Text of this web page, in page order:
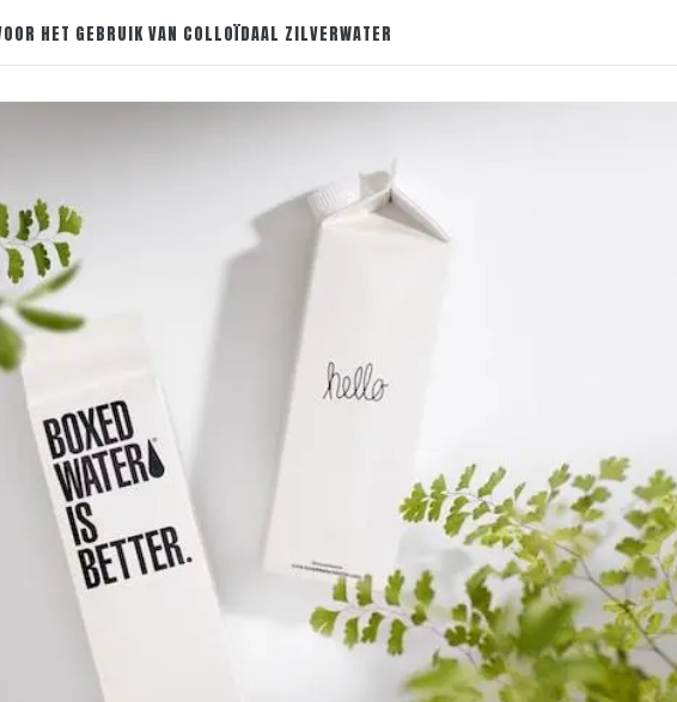
HET GEBRUIK VAN COLLOÏDAAL ZILVERWATER